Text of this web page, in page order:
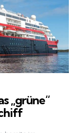
„grüne“